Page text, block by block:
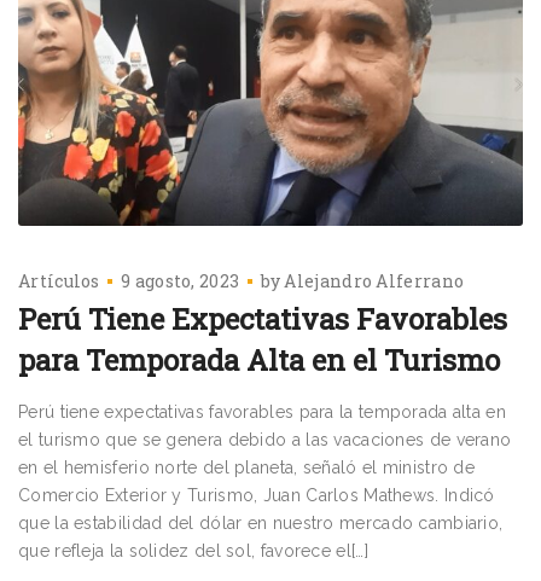
Artículos 9 agosto, 2023 byAlejandro Alferrano
Perú Tiene Expectativas Favorables
para Temporada Alta en el Turismo
Perú tiene expectativas favorables para la temporada alta en
el turismo que se genera debido a las vacaciones de verano
en el hemisferio norte del planeta, señaló el ministro de
Comercio Exterior y Turismo, Juan Carlos Mathews. Indicó
que la estabilidad del dólar en nuestro mercado cambiario,
que refleja la solidez del sol, favorece el[…]